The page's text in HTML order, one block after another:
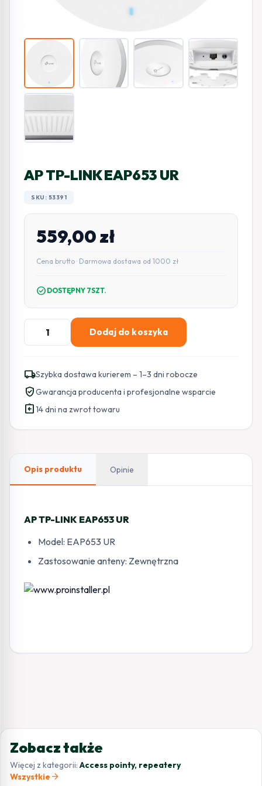
AP TP-LINK EAP653 UR
SKU: 53391
559,00zł
Cena brutto · Darmowa dostawa od 1000 zł
check_circle DOSTĘPNY 7SZT.
ilość
LINK
EAP653
UR
Dodaj do koszyka
local_shippingSzybka dostawa kurierem – 1–3 dni robocze
verified_userGwarancja producenta i profesjonalne wsparcie
assignment_return14 dni na zwrot towaru
Opis produktu Opinie
AP TP-LINK EAP653 UR
Model: EAP653 UR
Zastosowanie anteny: Zewnętrzna
Zobacz także
Więcej z kategorii: Access pointy, repeatery
Wszystkie arrow_forward